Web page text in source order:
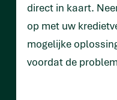
direct in kaart.
op met uw
mogelijke
voordat de